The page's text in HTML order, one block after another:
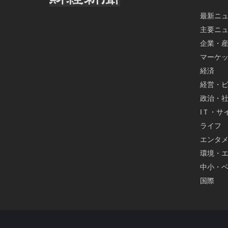
最新ニ
主要ニ
企業・
マーケ
経済
経営・
政治・
IＴ・サ
ライフ
エンタメ
環境・
中小・
国際